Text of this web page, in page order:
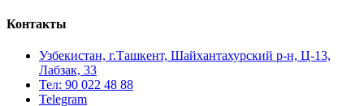
Контакты
Узбекистан, г.Ташкент, Шайхантахурский р-н, Ц-13,
Лабзак, 33
Тел: 90 022 48 88
Telegram